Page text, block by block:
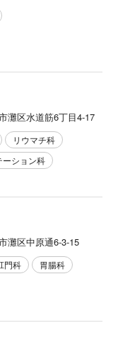
灘区水道筋6丁目4-17
リウマチ科
ーション科
灘区中原通6-3-15
門科 胃腸科